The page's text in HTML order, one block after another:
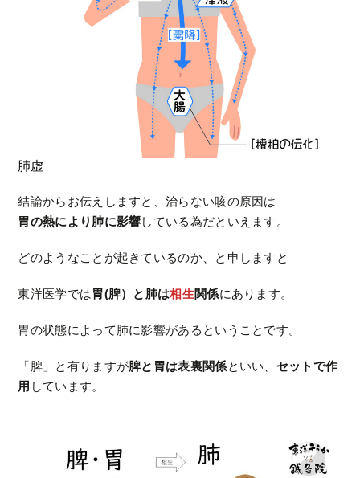
肺虚
結論からお伝えしますと、治らない咳の原因は
胃の熱により肺に影響している為だといえます。
どのようなことが起きているのか、と申しますと
東洋医学では胃(脾）と肺は相生関係にあります。
胃の状態によって肺に影響があるということです。
「脾」と有りますが脾と胃は表裏関係といい、 セットで作
用 しています。